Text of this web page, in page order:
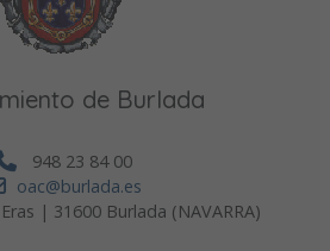
de Burlada
948 23 84 00
oac@burlada.es
| 31600 Burlada (NAVARRA)